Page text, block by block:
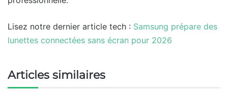
Lisez notre dernier article tech : Samsung prépare des
lunettes connectées sans écran pour 2026
Articles similaires